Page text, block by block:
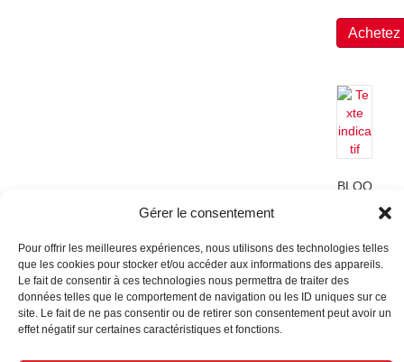
Gérer le consentement
Pour offrir les meilleures expériences, nous utilisons des technologies telles
que les cookies pour stocker et/ou accéder aux informations des appareils.
Le fait de consentir à ces technologies nous permettra de traiter des
données telles que le comportement de navigation ou les ID uniques sur ce
site. Le fait de ne pas consentir ou de retirer son consentement peut avoir un
effet négatif sur certaines caractéristiques et fonctions.
Achetez
BLOO
MAC
HINE
$61.80